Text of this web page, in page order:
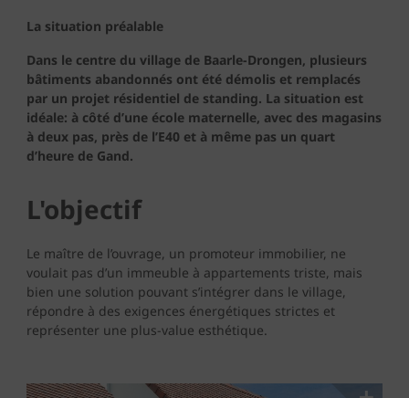
La situation préalable
Dans le centre du village de Baarle-Drongen, plusieurs
bâtiments abandonnés ont été démolis et remplacés
par un projet résidentiel de standing. La situation est
idéale: à côté d’une école maternelle, avec des magasins
à deux pas, près de l’E40 et à même pas un quart
d’heure de Gand.
L'objectif
Le maître de l’ouvrage, un promoteur immobilier, ne
voulait pas d’un immeuble à appartements triste, mais
bien une solution pouvant s’intégrer dans le village,
répondre à des exigences énergétiques strictes et
représenter une plus-value esthétique.